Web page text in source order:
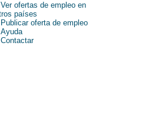
Ver ofertas de empleo en
países
Publicar oferta de empleo
Ayuda
Contactar